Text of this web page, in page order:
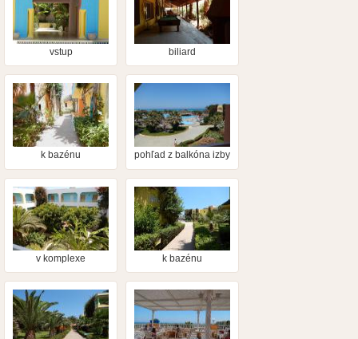
vstup biliard
k bazénu pohľad z balkóna izby
v komplexe k bazénu